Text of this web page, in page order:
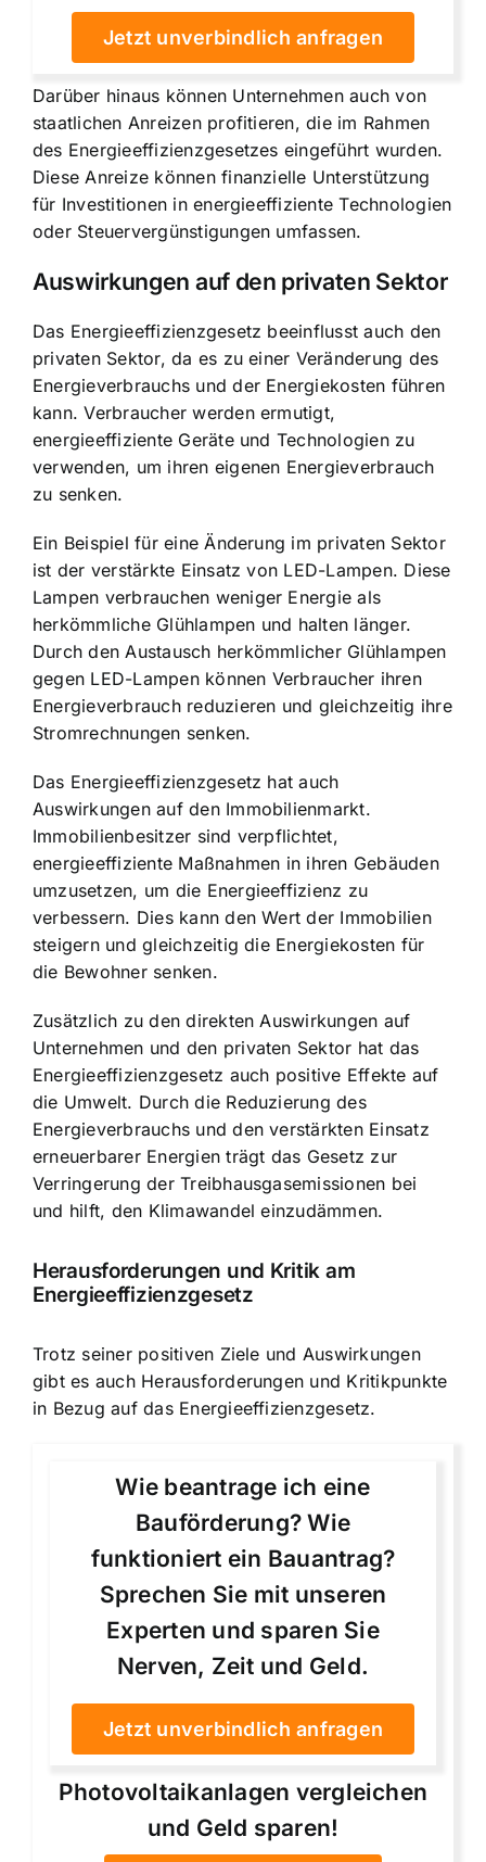
Jetzt unverbindlich anfragen
Darüber hinaus können Unternehmen auch von
staatlichen Anreizen profitieren, die im Rahmen
des Energieeffizienzgesetzes eingeführt wurden.
Diese Anreize können finanzielle Unterstützung
für Investitionen in energieeffiziente Technologien
oder Steuervergünstigungen umfassen.
Auswirkungen auf den privaten Sektor
Das Energieeffizienzgesetz beeinflusst auch den
privaten Sektor, da es zu einer Veränderung des
Energieverbrauchs und der Energiekosten führen
kann. Verbraucher werden ermutigt,
energieeffiziente Geräte und Technologien zu
verwenden, um ihren eigenen Energieverbrauch
zu senken.
Ein Beispiel für eine Änderung im privaten Sektor
ist der verstärkte Einsatz von LED-Lampen. Diese
Lampen verbrauchen weniger Energie als
herkömmliche Glühlampen und halten länger.
Durch den Austausch herkömmlicher Glühlampen
gegen LED-Lampen können Verbraucher ihren
Energieverbrauch reduzieren und gleichzeitig ihre
Stromrechnungen senken.
Das Energieeffizienzgesetz hat auch
Auswirkungen auf den Immobilienmarkt.
Immobilienbesitzer sind verpflichtet,
energieeffiziente Maßnahmen in ihren Gebäuden
umzusetzen, um die Energieeffizienz zu
verbessern. Dies kann den Wert der Immobilien
steigern und gleichzeitig die Energiekosten für
die Bewohner senken.
Zusätzlich zu den direkten Auswirkungen auf
Unternehmen und den privaten Sektor hat das
Energieeffizienzgesetz auch positive Effekte auf
die Umwelt. Durch die Reduzierung des
Energieverbrauchs und den verstärkten Einsatz
erneuerbarer Energien trägt das Gesetz zur
Verringerung der Treibhausgasemissionen bei
und hilft, den Klimawandel einzudämmen.
Herausforderungen und Kritik am
Energieeffizienzgesetz
Trotz seiner positiven Ziele und Auswirkungen
gibt es auch Herausforderungen und Kritikpunkte
in Bezug auf das Energieeffizienzgesetz.
Wie beantrage ich eine
Bauförderung? Wie
funktioniert ein Bauantrag?
Sprechen Sie mit unseren
Experten und sparen Sie
Nerven, Zeit und Geld.
Jetzt unverbindlich anfragen
Photovoltaikanlagen vergleichen
und Geld sparen!